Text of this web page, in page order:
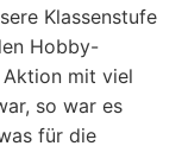
Klassenstufe
Hobby-
mit viel
so war es
für die